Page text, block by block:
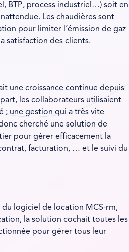
BTP, process industriel…) soit en
Les chaudières sont
pour limiter l’émission de gaz
satisfaction des clients.
une croissance continue depuis
les collaborateurs utilisaient
; une gestion qui a très vite
cherché une solution de
pour gérer efficacement la
facturation, … et le suivi du
logiciel de location MCS-rm,
la solution cochait toutes les
pour gérer tous leur